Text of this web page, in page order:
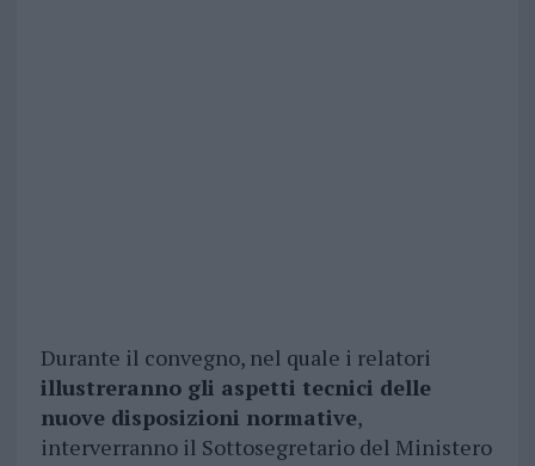
Durante il convegno, nel quale i relatori
illustreranno gli aspetti tecnici delle
nuove disposizioni normative,
interverranno il Sottosegretario del Ministero